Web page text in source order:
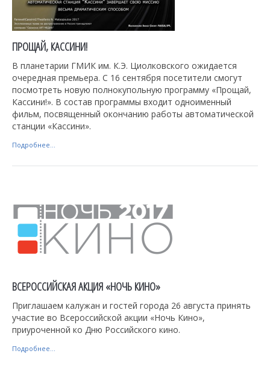
ПРОЩАЙ, КАССИНИ!
В планетарии ГМИК им. К.Э. Циолковского ожидается
очередная премьера. С 16 сентября посетители смогут
посмотреть новую полнокупольную программу «Прощай,
Кассини!». В состав программы входит одноименный
фильм, посвященный окончанию работы автоматической
станции «Кассини».
Подробнее...
ВСЕРОССИЙСКАЯ АКЦИЯ «НОЧЬ КИНО»
Приглашаем калужан и гостей города 26 августа принять
участие во Всероссийской акции «Ночь Кино»,
приуроченной ко Дню Российского кино.
Подробнее...